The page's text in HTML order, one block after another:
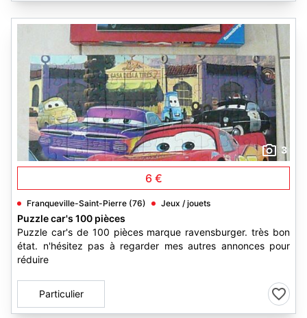
3
6 €
Franqueville-Saint-Pierre (76) Jeux / jouets
Puzzle car's 100 pièces
Puzzle car's de 100 pièces marque ravensburger. très bon
état. n'hésitez pas à regarder mes autres annonces pour
réduire
Particulier